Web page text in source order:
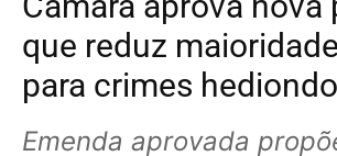
que reduz
para crimes
Emenda aprovada